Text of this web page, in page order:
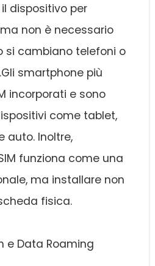
dispositivo per
non è necessario
si cambiano telefoni o
smartphone più
incorporati e sono
come tablet,
auto. Inoltre,
funziona come una
ma installare non
fisica.
e Data Roaming